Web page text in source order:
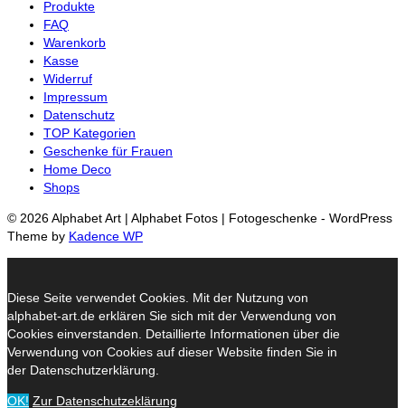
Produkte
FAQ
Warenkorb
Kasse
Widerruf
Impressum
Datenschutz
TOP Kategorien
Geschenke für Frauen
Home Deco
Shops
© 2026 Alphabet Art | Alphabet Fotos | Fotogeschenke - WordPress
Theme by Kadence WP
Diese Seite verwendet Cookies. Mit der Nutzung von
alphabet-art.de erklären Sie sich mit der Verwendung von
Cookies einverstanden. Detaillierte Informationen über die
Verwendung von Cookies auf dieser Website finden Sie in
der Datenschutzerklärung.
OK! Zur Datenschutzeklärung